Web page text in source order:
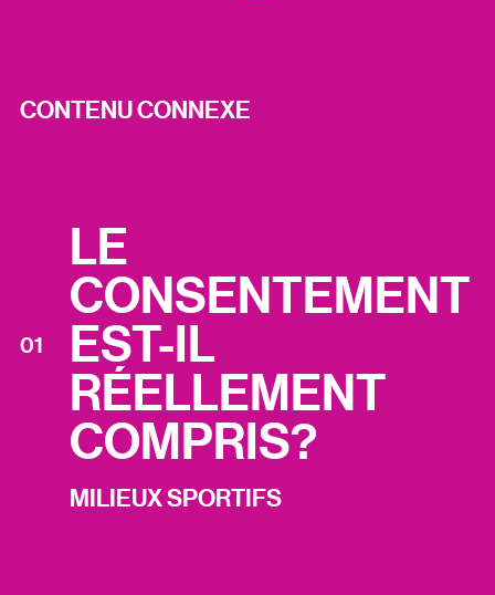
CONTENU CONNEXE
01
LE
CONSENTEMENT
EST-IL
RÉELLEMENT
COMPRIS?
MILIEUX SPORTIFS